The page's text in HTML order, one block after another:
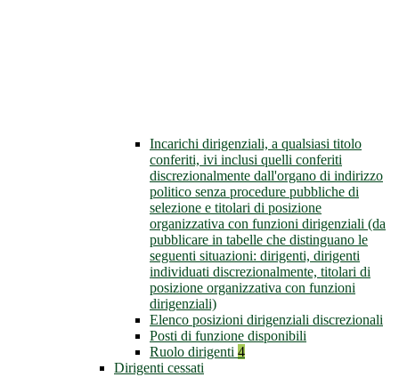
Incarichi dirigenziali, a qualsiasi titolo
conferiti, ivi inclusi quelli conferiti
discrezionalmente dall'organo di indirizzo
politico senza procedure pubbliche di
selezione e titolari di posizione
organizzativa con funzioni dirigenziali (da
pubblicare in tabelle che distinguano le
seguenti situazioni: dirigenti, dirigenti
individuati discrezionalmente, titolari di
posizione organizzativa con funzioni
dirigenziali)
Elenco posizioni dirigenziali discrezionali
Posti di funzione disponibili
Ruolo dirigenti 4
Dirigenti cessati